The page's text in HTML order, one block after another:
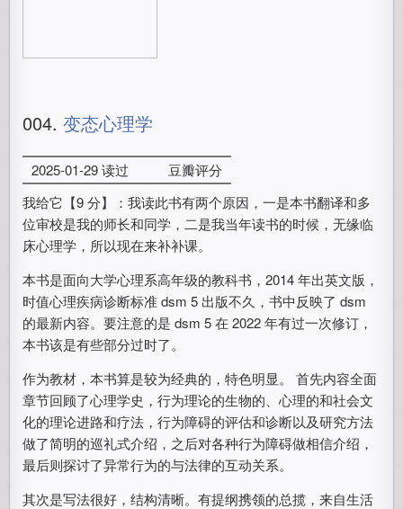
004.变态心理学
2025-01-29 读过
豆瓣评分
我给它【9 分】：我读此书有两个原因，一是本书翻译和多
位审校是我的师长和同学，二是我当年读书的时候，无缘临
床心理学，所以现在来补补课。
本书是面向大学心理系高年级的教科书，2014 年出英文版，
时值心理疾病诊断标准 dsm 5 出版不久，书中反映了 dsm
的最新内容。要注意的是 dsm 5 在 2022 年有过一次修订，
本书该是有些部分过时了。
作为教材，本书算是较为经典的，特色明显。 首先内容全面
章节回顾了心理学史，行为理论的生物的、心理的和社会文
化的理论进路和疗法，行为障碍的评估和诊断以及研究方法
做了简明的巡礼式介绍，之后对各种行为障碍做相信介绍，
最后则探讨了异常行为的与法律的互动关系。
其次是写法很好，结构清晰。有提纲携领的总揽，来自生活